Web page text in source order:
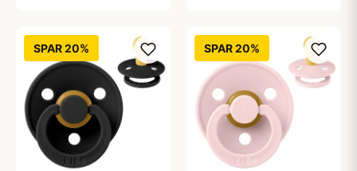
SPAR 20% SPAR 20%